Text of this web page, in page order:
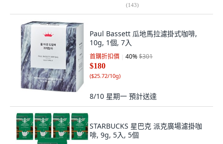
(143)
Paul Bassett 瓜地馬拉濾掛式咖啡,
10g, 1個, 7入
首購折扣價 40%$301
$180
($25.72/10g)
8/10 星期一 預計送達
STARBUCKS 星巴克 派克廣場濾掛咖
啡, 9g, 5入, 5個